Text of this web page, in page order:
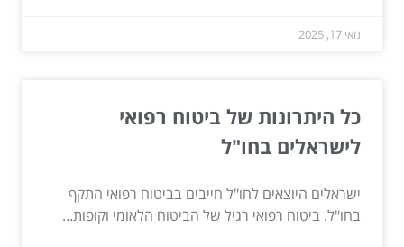
מאי 17, 2025
כל היתרונות של ביטוח רפואי
לישראלים בחו"ל
ישראלים היוצאים לחו"ל חייבים בביטוח רפואי התקף
בחו"ל. ביטוח רפואי רגיל של הביטוח הלאומי וקופות...